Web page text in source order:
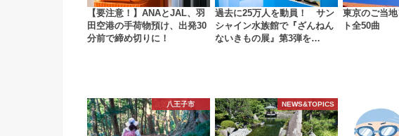
【要注意！】ANAとJAL、羽
田空港の手荷物預け、出発30
分前で締め切りに！
過去に25万人を動員！ サン
シャイン水族館で『ざんねん
ないきもの展』第3弾を…
東京のご当
ト全50曲
八王子市 NEWS&TOPICS